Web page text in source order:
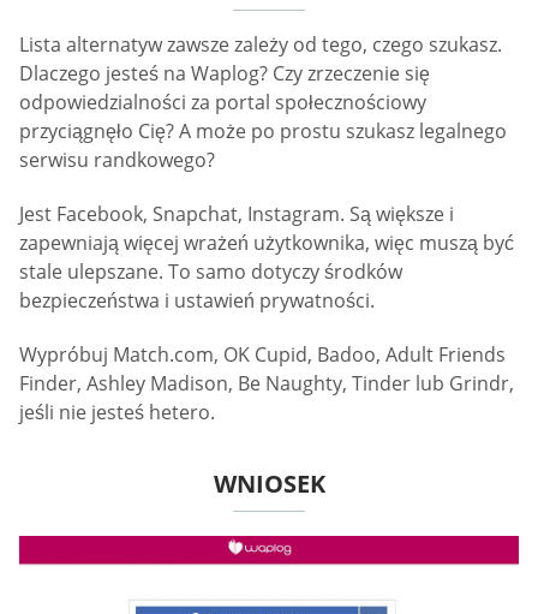
Lista alternatyw zawsze zależy od tego, czego szukasz.
Dlaczego jesteś na Waplog? Czy zrzeczenie się
odpowiedzialności za portal społecznościowy
przyciągnęło Cię? A może po prostu szukasz legalnego
serwisu randkowego?
Jest Facebook, Snapchat, Instagram. Są większe i
zapewniają więcej wrażeń użytkownika, więc muszą być
stale ulepszane. To samo dotyczy środków
bezpieczeństwa i ustawień prywatności.
Wypróbuj Match.com, OK Cupid, Badoo, Adult Friends
Finder, Ashley Madison, Be Naughty, Tinder lub Grindr,
jeśli nie jesteś hetero.
WNIOSEK